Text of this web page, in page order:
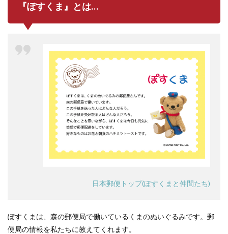
『ぽすくま』とは…
日本郵便トップ(ぽすくまと仲間たち)
ぽすくまは、森の郵便局で働いているくまのぬいぐるみです。郵
便局の情報を私たちに教えてくれます。